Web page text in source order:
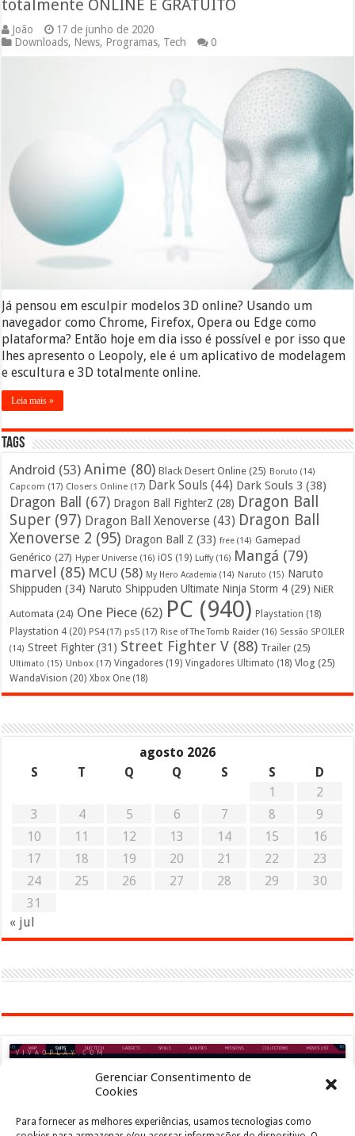
Gerenciar Consentimento de
Cookies
Para fornecer as melhores experiências, usamos tecnologias como
totalmente ONLINE E GRATUITO
João
17 de junho de 2020
Downloads, News, Programas, Tech 0
Já pensou em esculpir modelos 3D online? Usando um
navegador como Chrome, Firefox, Opera ou Edge como
plataforma? Então hoje em dia isso é possível e por isso que
lhes apresento o Leopoly, ele é um aplicativo de modelagem
e escultura e 3D totalmente online.
Leia mais »
Tags
Android (53) Anime (80) Black Desert Online (25) Boruto (14)
Capcom (17) Closers Online (17) Dark Souls (44) Dark Souls 3 (38)
Dragon Ball (67) Dragon Ball FighterZ (28) Dragon Ball
Super (97) Dragon Ball Xenoverse (43) Dragon Ball
Xenoverse 2 (95) Dragon Ball Z (33) free (14) Gamepad
Genérico (27) Hyper Universe (16) iOS (19) Luffy(16) Mangá (79)
marvel (85) MCU (58) My Hero Academia (14) Naruto (15) Naruto
Shippuden (34) Naruto Shippuden Ultimate Ninja Storm 4 (29) NiER
Automata (24) One Piece (62) PC (940) Playstation (18)
Playstation 4 (20) PS4(17) ps5 (17) Rise of The Tomb Raider (16) Sessão SPOILER
(14) Street Fighter (31) Street Fighter V (88) Trailer (25)
Ultimato (15) Unbox (17) Vingadores (19) Vingadores Ultimato (18) Vlog (25)
WandaVision (20) Xbox One (18)
agosto 2026
S
T Q Q S S
D
1
2
3
4 5 6 7 8
9
10
11 12 13 14 15
16
17
18 19 20 21 22
23
24
25 26 27 28 29
30
31
« jul
Clique para aceitar os cookies marketing e